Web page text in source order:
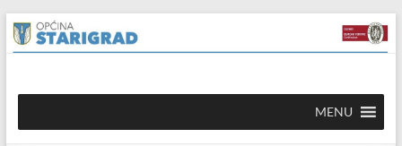
content
Skip
to
content
Općina
Starigrad
MENU